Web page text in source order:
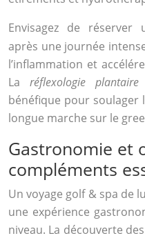
Envisagez de réserver
après une journée
l’inflammation et
La réflexologie plantaire
bénéfique pour soulager
longue marche sur le
Gastronomie et
compléments
Un voyage golf & spa de
une expérience
niveau. La découverte